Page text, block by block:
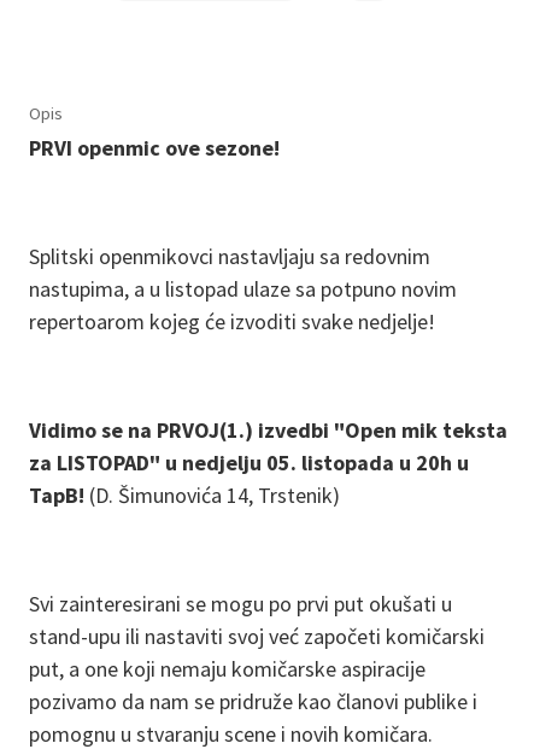
Opis
PRVI openmic ove sezone!
Splitski openmikovci nastavljaju sa redovnim
nastupima, a u listopad ulaze sa potpuno novim
repertoarom kojeg će izvoditi svake nedjelje!
Vidimo se na PRVOJ(1.) izvedbi "Open mik teksta
za LISTOPAD" u nedjelju 05. listopada u 20h u
TapB! (D. Šimunovića 14, Trstenik)
Svi zainteresirani se mogu po prvi put okušati u
stand-upu ili nastaviti svoj već započeti komičarski
put, a one koji nemaju komičarske aspiracije
pozivamo da nam se pridruže kao članovi publike i
pomognu u stvaranju scene i novih komičara.